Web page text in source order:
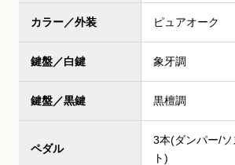
カラー／外装 ピュアオーク
鍵盤／白鍵 象牙調
鍵盤／黒鍵 黒檀調
ペダル
3本(ダンパー/
ト)